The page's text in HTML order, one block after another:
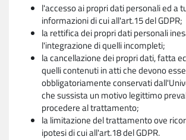
l'accesso ai propri dati personali ed a
informazioni di cui all'art.15 del GDPR;
la rettifica dei propri dati personali
l'integrazione di quelli incompleti;
la cancellazione dei propri dati, fatta
quelli contenuti in atti che devono
obbligatoriamente conservati
che sussista un motivo legittimo
procedere al trattamento;
la limitazione del trattamento ove
ipotesi di cui all'art.18 del GDPR.